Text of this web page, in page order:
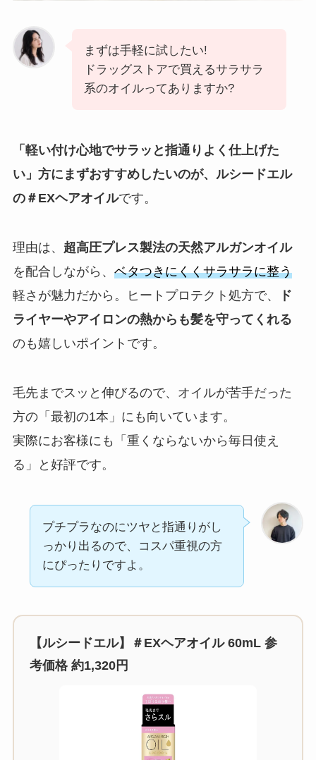
まずは手軽に試したい!
ドラッグストアで買えるサラサラ
系のオイルってありますか?
「軽い付け心地でサラッと指通りよく仕上げた
い」方にまずおすすめしたいのが、ルシードエル
の＃EXヘアオイルです。
理由は、 超高圧プレス製法の天然アルガンオイル
を配合しながら、 ベタつきにくくサラサラに整う
軽さが魅力だから。ヒートプロテクト処方で、
ド
ライヤーやアイロンの熱からも髪を守ってくれる
のも嬉しいポイントです。
毛先までスッと伸びるので、オイルが苦手だった
方の「最初の1本」にも向いています。
実際にお客様にも「重くならないから毎日使え
る」と好評です。
プチプラなのにツヤと指通りがし
っかり出るので、コスパ重視の方
にぴったりですよ。
【ルシードエル】＃EXヘアオイル 60mL 参
考価格 約1,320円